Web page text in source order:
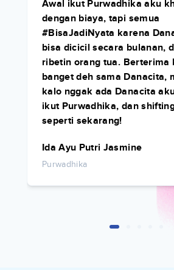
Awal ikut Purwadhika aku
dengan biaya, tapi semua
#BisaJadiNyata karena
bisa dicicil secara bulanan,
ribetin orang tua. Berterima
banget deh sama Danacita,
kalo nggak ada Danacita
ikut Purwadhika, dan
seperti sekarang!
Ida Ayu Putri Jasmine
Purwadhika